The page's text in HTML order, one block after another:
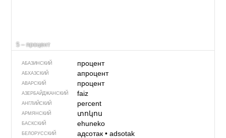
5 – процент
АБАЗИНСКИЙ процент
АБХАЗСКИЙ апроцент
АВАРСКИЙ процент
АЗЕРБАЙДЖАН­СКИЙ faiz
АНГЛИЙСКИЙ percent
АРМЯНСКИЙ տոկոս
БАСКСКИЙ ehuneko
БЕЛОРУССКИЙ адсотак• adsotak